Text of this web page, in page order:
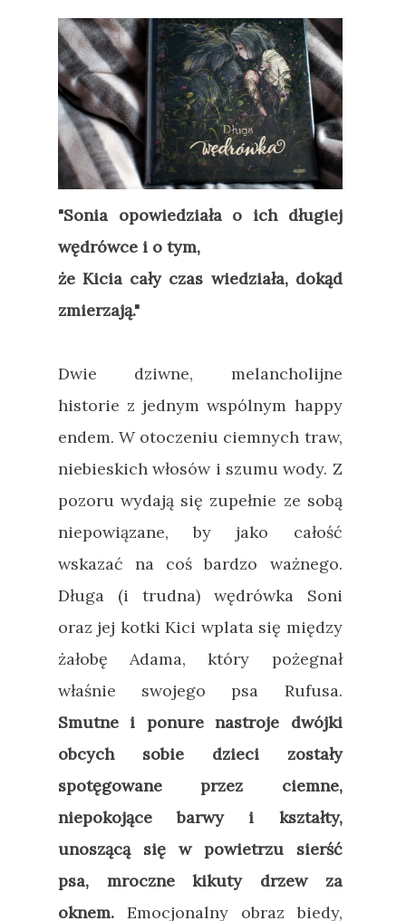
"Sonia opowiedziała o ich długiej
wędrówce i o tym,
że Kicia cały czas wiedziała, dokąd
zmierzają."
Dwie dziwne, melancholijne
historie z jednym wspólnym happy
endem. W otoczeniu ciemnych traw,
niebieskich włosów i szumu wody. Z
pozoru wydają się zupełnie ze sobą
niepowiązane, by jako całość
wskazać na coś bardzo ważnego.
Długa (i trudna) wędrówka Soni
oraz jej kotki Kici wplata się między
żałobę Adama, który pożegnał
właśnie swojego psa Rufusa.
Smutne i ponure nastroje dwójki
obcych sobie dzieci zostały
spotęgowane przez ciemne,
niepokojące barwy i kształty,
unoszącą się w powietrzu sierść
psa, mroczne kikuty drzew za
oknem. Emocjonalny obraz biedy,